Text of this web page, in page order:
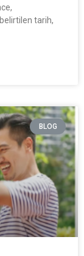
tarih,
BLOG